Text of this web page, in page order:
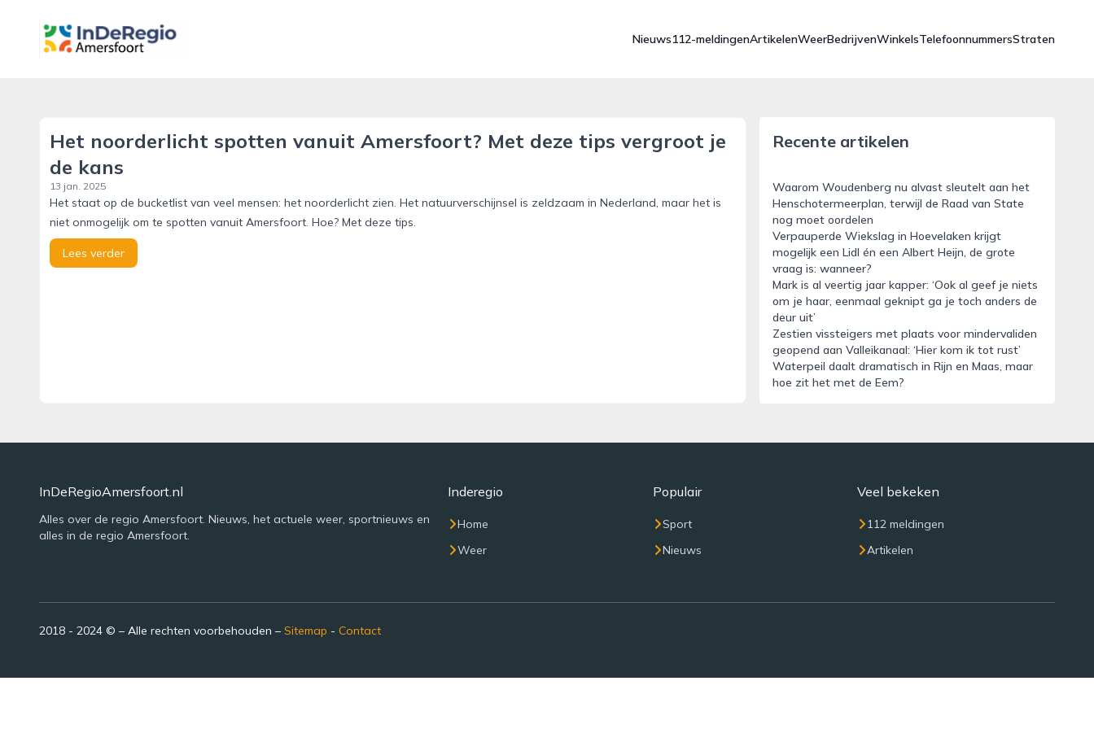
inderegioamersfoort.nl
Nieuws112-meldingenArtikelenWeerBedrijvenWinkelsTelefoonnummersStraten
Het noorderlicht spotten vanuit Amersfoort? Met deze tips vergroot je
de kans
13 jan. 2025
Het staat op de bucketlist van veel mensen: het noorderlicht zien. Het natuurverschijnsel is zeldzaam in Nederland, maar het is
niet onmogelijk om te spotten vanuit Amersfoort. Hoe? Met deze tips.
Lees verder
Recente artikelen
Waarom Woudenberg nu alvast sleutelt aan het
Henschotermeerplan, terwijl de Raad van State
nog moet oordelen
Verpauperde Wiekslag in Hoevelaken krijgt
mogelijk een Lidl én een Albert Heijn, de grote
vraag is: wanneer?
Mark is al veertig jaar kapper: ‘Ook al geef je niets
om je haar, eenmaal geknipt ga je toch anders de
deur uit’
Zestien vissteigers met plaats voor mindervaliden
geopend aan Valleikanaal: ‘Hier kom ik tot rust’
Waterpeil daalt dramatisch in Rijn en Maas, maar
hoe zit het met de Eem?
InDeRegioAmersfoort.nl
Alles over de regio Amersfoort. Nieuws, het actuele weer, sportnieuws en
alles in de regio Amersfoort.
Inderegio
Home
Weer
Populair
Sport
Nieuws
Veel bekeken
112 meldingen
Artikelen
2018 - 2024 © – Alle rechten voorbehouden – Sitemap - Contact